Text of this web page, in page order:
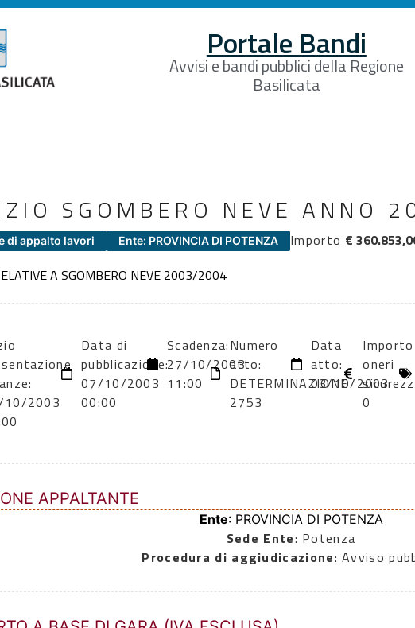
Portale Bandi
Avvisi e bandi pubblici della Regione
Basilicata
SGOMBERO NEVE ANNO
di appalto lavori Ente: PROVINCIA DI POTENZA Importo €
A SGOMBERO NEVE 2003/2004
2003
Data di
pubblicazione:
07/10/2003
00:00
Scadenza:
27/10/2003
11:00
Numero
atto:
DETERMINAZIONE
2753
Data
atto:
03/10/2003
Importo
oneri
0
APPALTANTE
Ente: PROVINCIA DI POTENZA
Sede Ente: Potenza
Procedura di aggiudicazione: Avviso